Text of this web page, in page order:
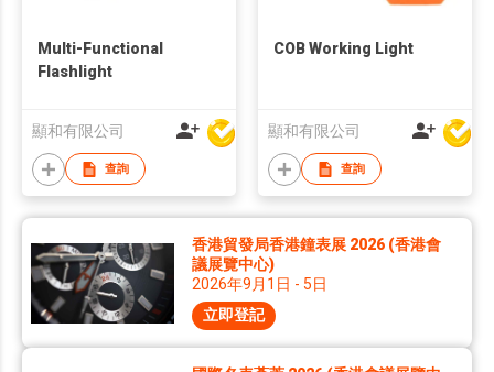
Multi-Functional
Flashlight
顯和有限公司
查詢
COB Working Light
顯和有限公司
查詢
香港貿發局香港鐘表展 2026 (香港會
議展覽中心)
2026年9月1日 - 5日
立即登記